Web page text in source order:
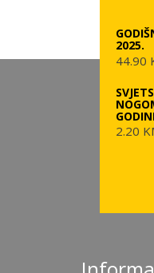
2025.
44.90
2.20